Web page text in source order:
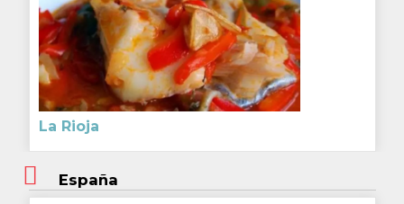
La Rioja
España